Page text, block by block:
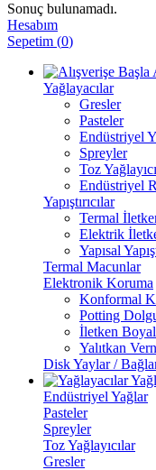
Sonuç bulunamadı.
Hesabım
Sepetim (0)
Yağlayacılar
Gresler
Pasteler
Endüstriyel
Spreyler
Toz
Endüstriyel
Yapıştırıcılar
Termal
Elektrik
Yapısal
Termal Macunlar
Elektronik Koruma
Konformal
Potting
İletken
Yalıtkan
Disk Yaylar /
Endüstriyel Yağlar
Pasteler
Spreyler
Toz Yağlayıcılar
Gresler